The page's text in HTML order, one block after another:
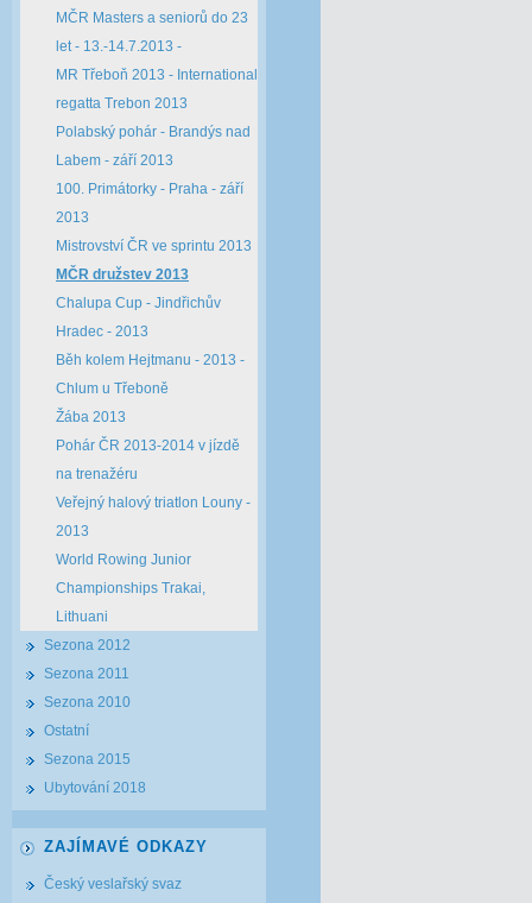
MČR Masters a seniorů do 23
let - 13.-14.7.2013 -
MR Třeboň 2013 - International
regatta Trebon 2013
Polabský pohár - Brandýs nad
Labem - září 2013
100. Primátorky - Praha - září
2013
Mistrovství ČR ve sprintu 2013
MČR družstev 2013
Chalupa Cup - Jindřichův
Hradec - 2013
Běh kolem Hejtmanu - 2013 -
Chlum u Třeboně
Žába 2013
Pohár ČR 2013-2014 v jízdě
na trenažéru
Veřejný halový triatlon Louny -
2013
World Rowing Junior
Championships Trakai,
Lithuani
Sezona 2012
Sezona 2011
Sezona 2010
Ostatní
Sezona 2015
Ubytování 2018
ZAJÍMAVÉ ODKAZY
Český veslařský svaz